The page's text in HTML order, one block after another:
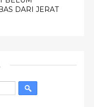
DARI JERAT